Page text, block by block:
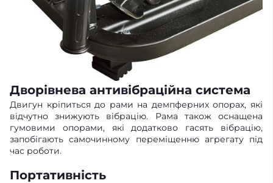
Дворівнева антивібраційна система
Двигун кріпиться до рами на демпферних опорах, які
відчутно знижують вібрацію. Рама також оснащена
гумовими опорами, які додатково гасять вібрацію,
запобігають самочинному переміщенню агрегату під
час роботи.
Портативність